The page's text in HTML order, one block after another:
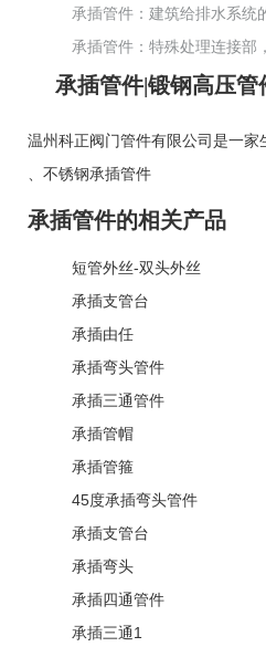
承插管件：建筑给排水系统
承插管件：特殊处理连接部
承插管件|锻钢高压
温州科正阀门管件有限公司是一家
不锈钢承插管件
承插管件的相关产品
短管外丝-双头外丝
承插支管台
承插由任
承插弯头管件
承插三通管件
承插管帽
承插管箍
45度承插弯头管件
承插支管台
承插弯头
承插四通管件
承插三通1